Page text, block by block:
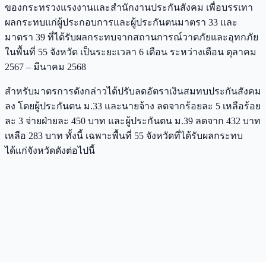
ของกระทรวงแรงงานและสำนักงานประกันสังคม เพื่อบรรเทา
ผลกระทบแก่ผู้ประกอบการและผู้ประกันตนมาตรา 33 และ
มาตรา 39 ที่ได้รับผลกระทบจากสถานการณ์วาตภัยและอุทกภัย
ในพื้นที่ 55 จังหวัด เป็นระยะเวลา 6 เดือน ระหว่างเดือน ตุลาคม
2567 – มีนาคม 2568
สำหรับมาตรการดังกล่าวได้ปรับลดอัตราเงินสมทบประกันสังคม
ลง โดยผู้ประกันตน ม.33 และนายจ้าง ลดจากร้อยละ 5 เหลือร้อย
ละ 3 จ่ายฝ่ายละ 450 บาท และผู้ประกันตน ม.39 ลดจาก 432 บาท
เหลือ 283 บาท ทั้งนี้ เฉพาะพื้นที่ 55 จังหวัดที่ได้รับผลกระทบ
ได้แก่จังหวัดดังต่อไปนี้